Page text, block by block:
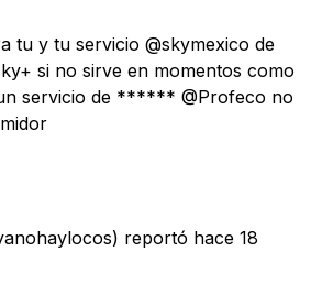
tu y tu servicio @skymexico de
si no sirve en momentos como
servicio de ****** @Profeco no
reportó hace 18